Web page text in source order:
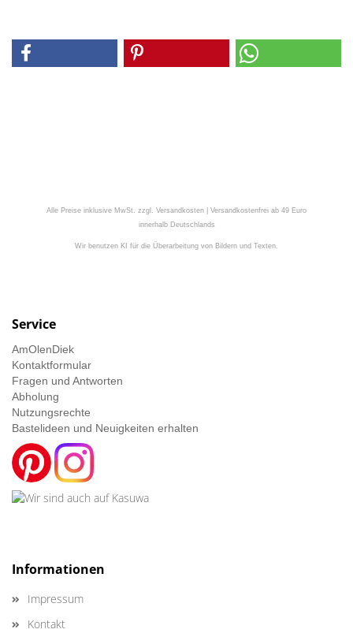
Alle Preise inklusive MwSt. zzgl. Versandkosten | Versandkostenfrei ab 49 Euro
innerhalb Deutschlands
Wir benutzen KI für die Überarbeitung von Bildern und Texten.
Service
AmOlenDiek
Kontaktformular
Fragen und Antworten
Abholung
Nutzungsrechte
Bastelideen und Neuigkeiten erhalten
Informationen
Impressum
Kontakt